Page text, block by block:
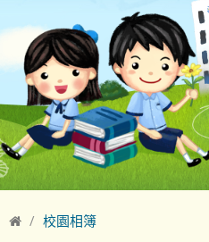
校園相簿